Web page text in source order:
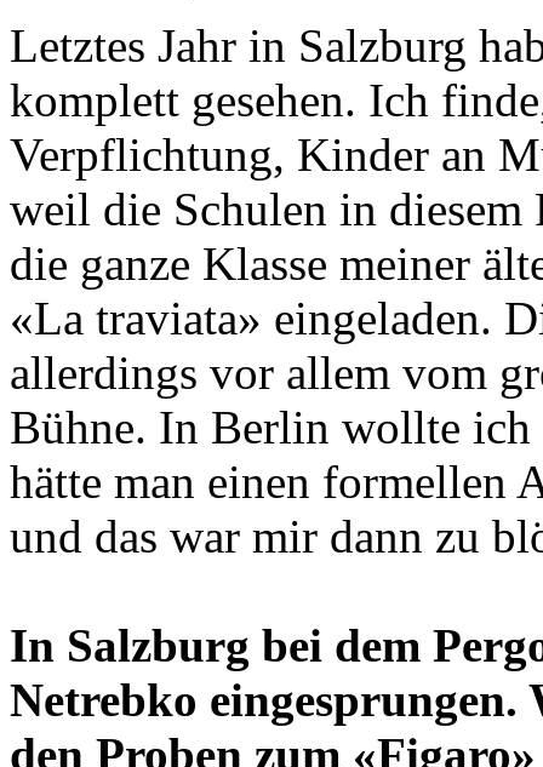
Letztes Jahr in Salzburg
komplett ­gesehen. Ich
Verpflichtung, Kinder an
weil die Schulen in diesem
die ganze Klasse meiner
«La traviata» eingeladen.
allerdings vor allem vom
Bühne. In Berlin wollte ich
hätte man einen formellen
und das war mir dann zu
In Salzburg bei dem
Netrebko
den Proben zum